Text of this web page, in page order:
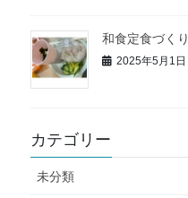
和食定食づくり
2025年5月1日
カテゴリー
未分類